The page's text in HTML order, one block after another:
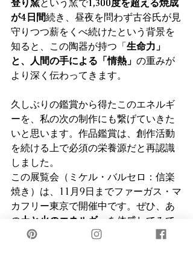
登り窯という窯で1,300度を超える焼成
が4日間続き、昼夜を問わず古谷氏が見
守りつつ薪をくべ続けたという背景を
知ると、この陶器が持つ「生命力」
と、人間の手による「情熱」 の重みが
より深く伝わってきます。
久しぶりの鑑賞から得たこのエネルギ
ーを、私の次の制作にも繋げていきた
いと思います。作品鑑賞は、創作活動
を続ける上で必須の栄養源だと再認識
しました。
この展覧会（ミケル・バルセロ：信楽
焼き）は、11月9日までファーガス・マ
カフリー東京で開催中です。ぜひ、あ
の土と火のエネルギー を体感してみて
ください。